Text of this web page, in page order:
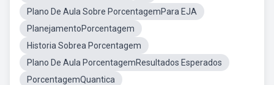
Plano De Aula Sobre PorcentagemPara EJA
PlanejamentoPorcentagem
Historia Sobrea Porcentagem
Plano De Aula PorcentagemResultados Esperados
PorcentagemQuantica